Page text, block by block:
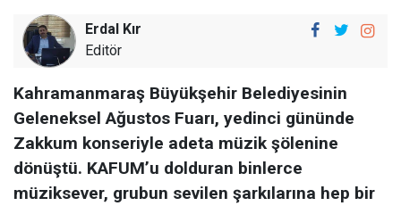
Erdal Kır
Editör
Kahramanmaraş Büyükşehir Belediyesinin
Geleneksel Ağustos Fuarı, yedinci gününde
Zakkum konseriyle adeta müzik şölenine
dönüştü. KAFUM’u dolduran binlerce
müziksever, grubun sevilen şarkılarına hep bir